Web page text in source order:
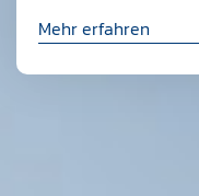
Mehr erfahren